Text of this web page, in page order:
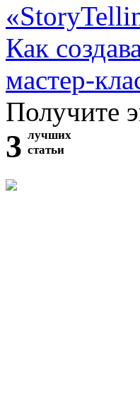
Как
мастер-
Получите
3 лучших
статьи